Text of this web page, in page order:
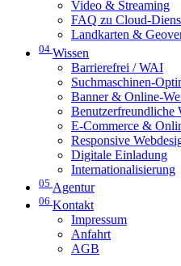
Video & Streaming
FAQ zu Cloud-
Landkarten &
04 Wissen
Barrierefrei / WAI
Suchmaschinen-
Banner & Online-
Benutzerfreundliche
E-Commerce &
Responsive
Digitale Einladung
Internationalisierung
05 Agentur
06 Kontakt
Impressum
Anfahrt
AGB